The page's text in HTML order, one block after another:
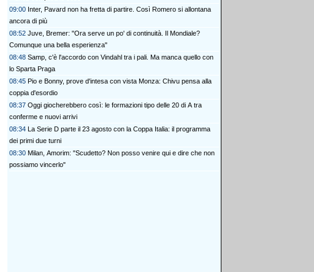
09:00 Inter, Pavard non ha fretta di partire. Così Romero si allontana
ancora di più
08:52 Juve, Bremer: "Ora serve un po' di continuità. Il Mondiale?
Comunque una bella esperienza"
08:48 Samp, c'è l'accordo con Vindahl tra i pali. Ma manca quello con
lo Sparta Praga
08:45 Pio e Bonny, prove d'intesa con vista Monza: Chivu pensa alla
coppia d'esordio
08:37 Oggi giocherebbero così: le formazioni tipo delle 20 di A tra
conferme e nuovi arrivi
08:34 La Serie D parte il 23 agosto con la Coppa Italia: il programma
dei primi due turni
08:30 Milan, Amorim: "Scudetto? Non posso venire qui e dire che non
possiamo vincerlo"